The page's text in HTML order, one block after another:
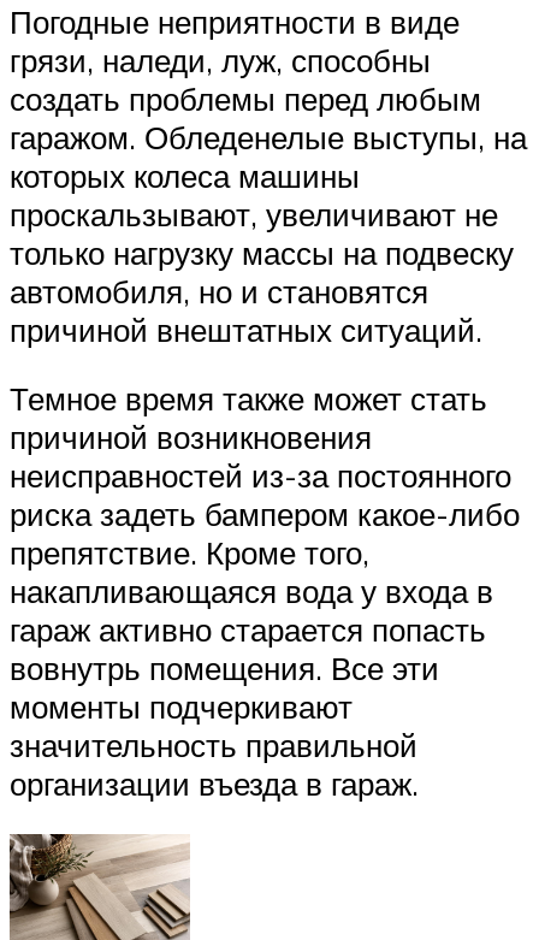
Погодные неприятности в виде
грязи, наледи, луж, способны
создать проблемы перед любым
гаражом. Обледенелые выступы, на
которых колеса машины
проскальзывают, увеличивают не
только нагрузку массы на подвеску
автомобиля, но и становятся
причиной внештатных ситуаций.
Темное время также может стать
причиной возникновения
неисправностей из-за постоянного
риска задеть бампером какое-либо
препятствие. Кроме того,
накапливающаяся вода у входа в
гараж активно старается попасть
вовнутрь помещения. Все эти
моменты подчеркивают
значительность правильной
организации въезда в гараж.